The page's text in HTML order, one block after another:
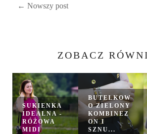
← Nowszy post
ZOBACZ
SUKIENKA
IDEALNA -
RÓŻOWA
MIDI
BUTELKOW
O ZIELONY
KOMBINEZ
ON I
SZNU...